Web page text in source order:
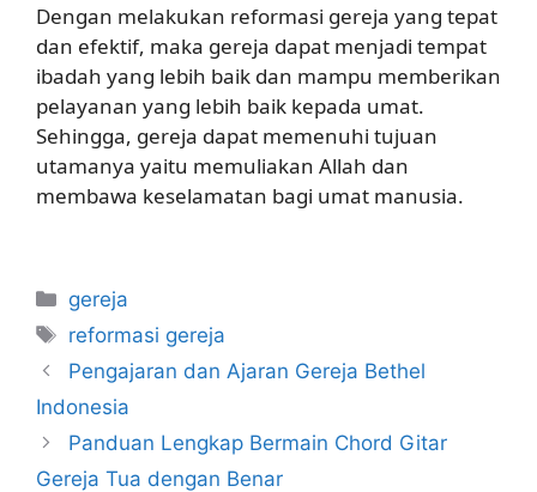
Dengan melakukan reformasi gereja yang tepat
dan efektif, maka gereja dapat menjadi tempat
ibadah yang lebih baik dan mampu memberikan
pelayanan yang lebih baik kepada umat.
Sehingga, gereja dapat memenuhi tujuan
utamanya yaitu memuliakan Allah dan
membawa keselamatan bagi umat manusia.
Categories
gereja
Tags
reformasi gereja
Pengajaran dan Ajaran Gereja Bethel
Indonesia
Panduan Lengkap Bermain Chord Gitar
Gereja Tua dengan Benar